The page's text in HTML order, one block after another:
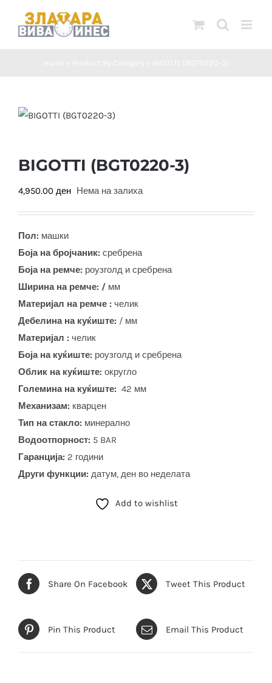
BIGOTTI (BGT0220-3)
4,950.00 ден Нема на залиха
Пол: машки
Боја на бројчаник: сребрена
Боја на ремче: роузголд и сребрена
Ширина на ремче: / мм
Материјал на ремче : челик
Дебелина на куќиште: / мм
Материјал : челик
Боја на куќиште: роузголд и сребрена
Облик на куќиште: округло
Големина на куќиште: 42 мм
Механизам: кварцен
Тип на стакло: минерално
Водоотпорност: 5 BAR
Гаранција: 2 години
Други функции: датум, ден во неделата
Add to wishlist
Share On Facebook Tweet This Product
Pin This Product Email This Product